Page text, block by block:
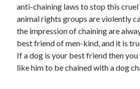
anti-chaining laws to stop this
animal rights groups are violently
the impression of chaining are
best friend of men-kind, and it is
If a dog is your best friend then
like him to be chained with a dog